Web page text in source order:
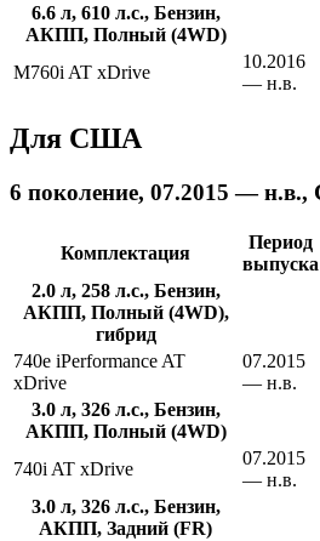
6.6 л, 610 л.с., Бензин,
АКПП, Полный (4WD)
M760i AT xDrive
10.2016
— н.в.
Для США
6 поколение, 07.2015 — н.в.,
Комплектация
Период
выпуска
2.0 л, 258 л.с., Бензин,
АКПП, Полный (4WD),
гибрид
740e iPerformance AT
xDrive
07.2015
— н.в.
3.0 л, 326 л.с., Бензин,
АКПП, Полный (4WD)
740i AT xDrive
07.2015
— н.в.
3.0 л, 326 л.с., Бензин,
АКПП, Задний (FR)